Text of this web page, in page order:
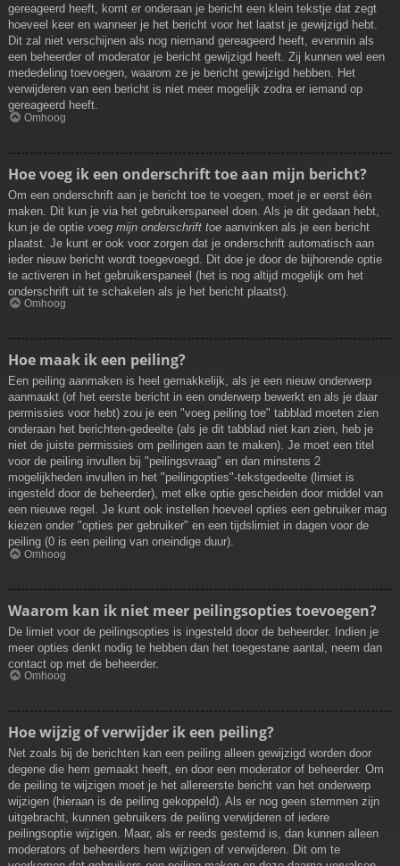
gereageerd heeft, komt er onderaan je bericht een klein tekstje dat zegt
hoeveel keer en wanneer je het bericht voor het laatst je gewijzigd hebt.
Dit zal niet verschijnen als nog niemand gereageerd heeft, evenmin als
een beheerder of moderator je bericht gewijzigd heeft. Zij kunnen wel een
mededeling toevoegen, waarom ze je bericht gewijzigd hebben. Het
verwijderen van een bericht is niet meer mogelijk zodra er iemand op
gereageerd heeft.
Omhoog
Hoe voeg ik een onderschrift toe aan mijn bericht?
Om een onderschrift aan je bericht toe te voegen, moet je er eerst één
maken. Dit kun je via het gebruikerspaneel doen. Als je dit gedaan hebt,
kun je de optie voeg mijn onderschrift toe aanvinken als je een bericht
plaatst. Je kunt er ook voor zorgen dat je onderschrift automatisch aan
ieder nieuw bericht wordt toegevoegd. Dit doe je door de bijhorende optie
te activeren in het gebruikerspaneel (het is nog altijd mogelijk om het
onderschrift uit te schakelen als je het bericht plaatst).
Omhoog
Hoe maak ik een peiling?
Een peiling aanmaken is heel gemakkelijk, als je een nieuw onderwerp
aanmaakt (of het eerste bericht in een onderwerp bewerkt en als je daar
permissies voor hebt) zou je een "voeg peiling toe" tabblad moeten zien
onderaan het berichten-gedeelte (als je dit tabblad niet kan zien, heb je
niet de juiste permissies om peilingen aan te maken). Je moet een titel
voor de peiling invullen bij "peilingsvraag" en dan minstens 2
mogelijkheden invullen in het "peilingopties"-tekstgedeelte (limiet is
ingesteld door de beheerder), met elke optie gescheiden door middel van
een nieuwe regel. Je kunt ook instellen hoeveel opties een gebruiker mag
kiezen onder "opties per gebruiker" en een tijdslimiet in dagen voor de
peiling (0 is een peiling van oneindige duur).
Omhoog
Waarom kan ik niet meer peilingsopties toevoegen?
De limiet voor de peilingsopties is ingesteld door de beheerder. Indien je
meer opties denkt nodig te hebben dan het toegestane aantal, neem dan
contact op met de beheerder.
Omhoog
Hoe wijzig of verwijder ik een peiling?
Net zoals bij de berichten kan een peiling alleen gewijzigd worden door
degene die hem gemaakt heeft, en door een moderator of beheerder. Om
de peiling te wijzigen moet je het allereerste bericht van het onderwerp
wijzigen (hieraan is de peiling gekoppeld). Als er nog geen stemmen zijn
uitgebracht, kunnen gebruikers de peiling verwijderen of iedere
peilingsoptie wijzigen. Maar, als er reeds gestemd is, dan kunnen alleen
moderators of beheerders hem wijzigen of verwijderen. Dit om te